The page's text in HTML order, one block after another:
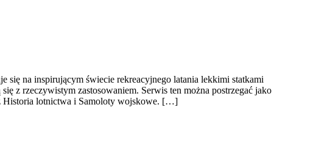
na inspirującym świecie rekreacyjnego latania lekkimi statkami
z rzeczywistym zastosowaniem. Serwis ten można postrzegać jako
Historia lotnictwa i Samoloty wojskowe. […]